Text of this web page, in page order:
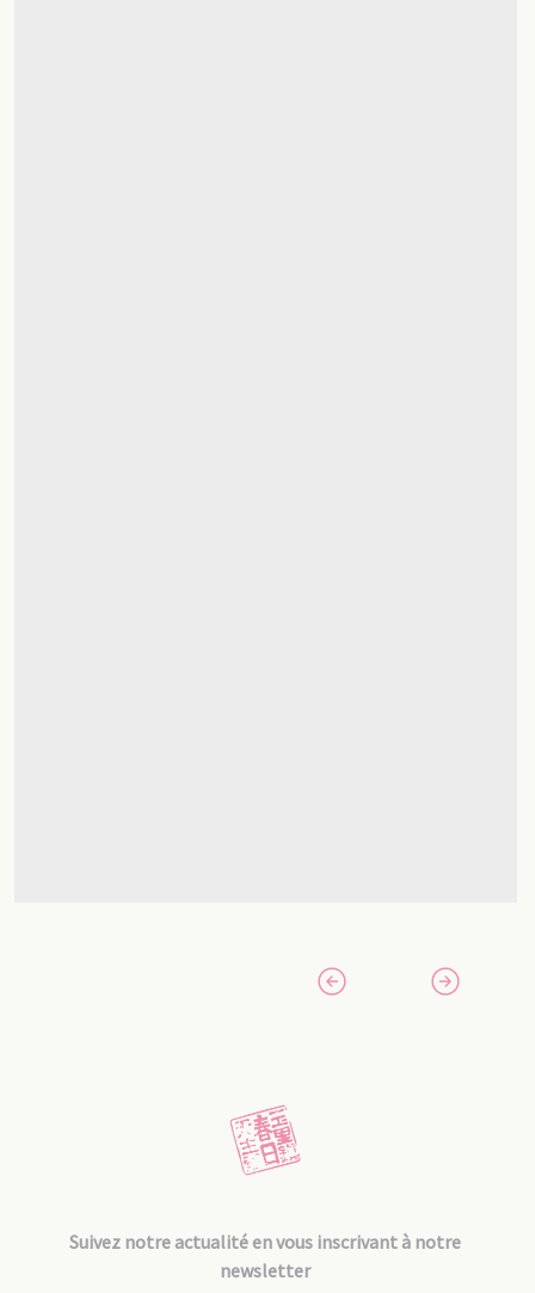
Suivez notre actualité en vous inscrivant à notre
newsletter